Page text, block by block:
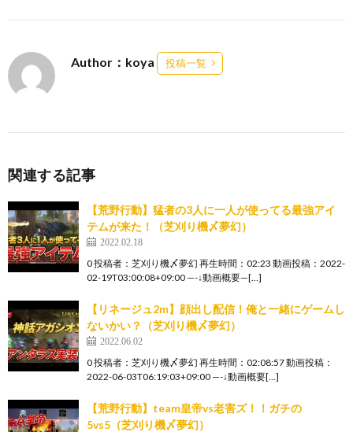
Author：koya 投稿一覧
関連する記事
【荒野行動】猛者の3人に一人が使ってる最強アイ
テムが来た！（芝刈り機〆夢幻）
2022.02.18
0 投稿者：芝刈り機〆夢幻 再生時間：02:23 動画投稿：2022-
02-19T03:00:08+09:00 —-↓動画概要—[…]
【リネージュ2m】顔出し配信！俺と一緒にゲームし
ないかい？（芝刈り機〆夢幻）
2022.06.02
0 投稿者：芝刈り機〆夢幻 再生時間：02:08:57 動画投稿：
2022-06-03T06:19:03+09:00 —-↓動画概要[…]
【荒野行動】team皇帝vs老害ズ！！ガチの
5vs5（芝刈り機〆夢幻）